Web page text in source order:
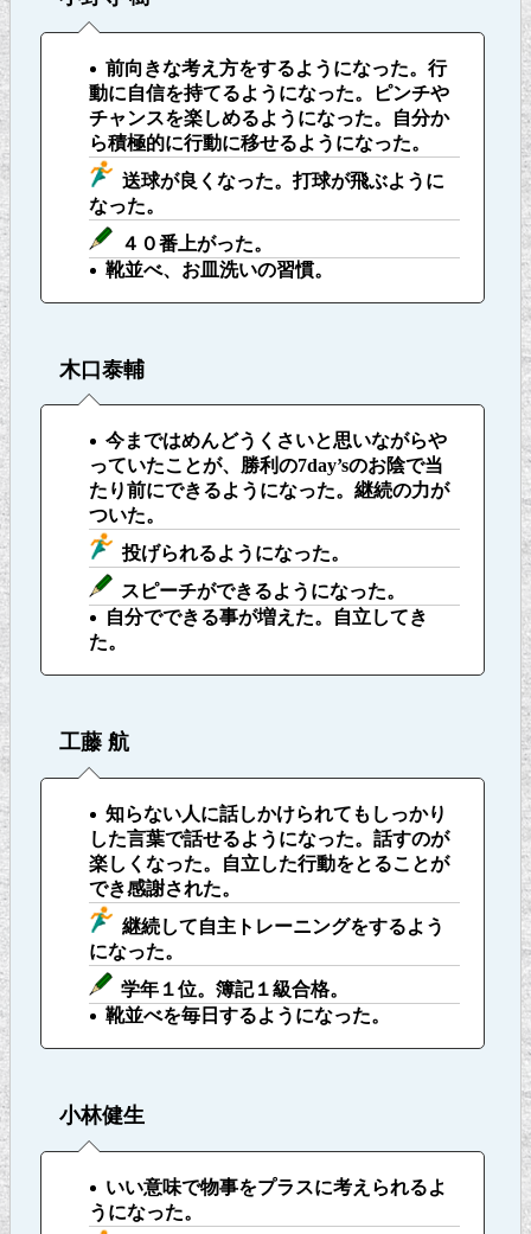
前向きな考え方をするようになった。行
動に自信を持てるようになった。ピンチや
チャンスを楽しめるようになった。自分か
ら積極的に行動に移せるようになった。
送球が良くなった。打球が飛ぶように
なった。
４０番上がった。
靴並べ、お皿洗いの習慣。
木口泰輔
今まではめんどうくさいと思いながらや
っていたことが、勝利の7day’sのお陰で当
たり前にできるようになった。継続の力が
ついた。
投げられるようになった。
スピーチができるようになった。
自分でできる事が増えた。自立してき
た。
工藤 航
知らない人に話しかけられてもしっかり
した言葉で話せるようになった。話すのが
楽しくなった。自立した行動をとることが
でき感謝された。
継続して自主トレーニングをするよう
になった。
学年１位。簿記１級合格。
靴並べを毎日するようになった。
小林健生
いい意味で物事をプラスに考えられるよ
うになった。